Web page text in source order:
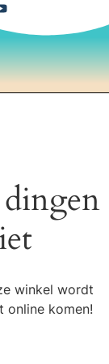
winkel wordt
online komen!